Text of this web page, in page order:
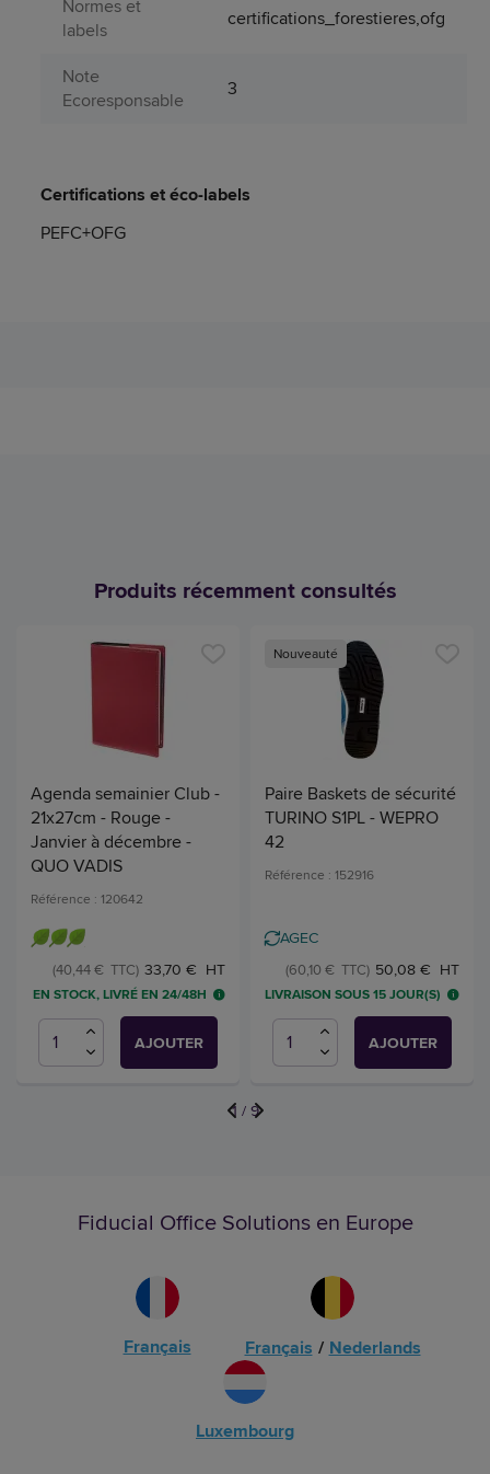
Normes et
labels
certifications_forestieres,ofg
Note
Ecoresponsable
3
Certifications et éco-labels
PEFC+OFG
Produits récemment consultés
Agenda semainier Club -
21x27cm - Rouge -
Janvier à décembre -
QUO VADIS
Référence : 120642
33,70 € HT
(40,44 € TTC)
EN STOCK, LIVRÉ EN 24/48H
AJOUTER
Nouveauté
Paire Baskets de sécurité
TURINO S1PL - WEPRO
42
Référence : 152916
AGEC
50,08 € HT
(60,10 € TTC)
LIVRAISON SOUS 15 JOUR(S)
AJOUTER
1 / 9
Fiducial Office Solutions en Europe
Français Français / Nederlands
Luxembourg